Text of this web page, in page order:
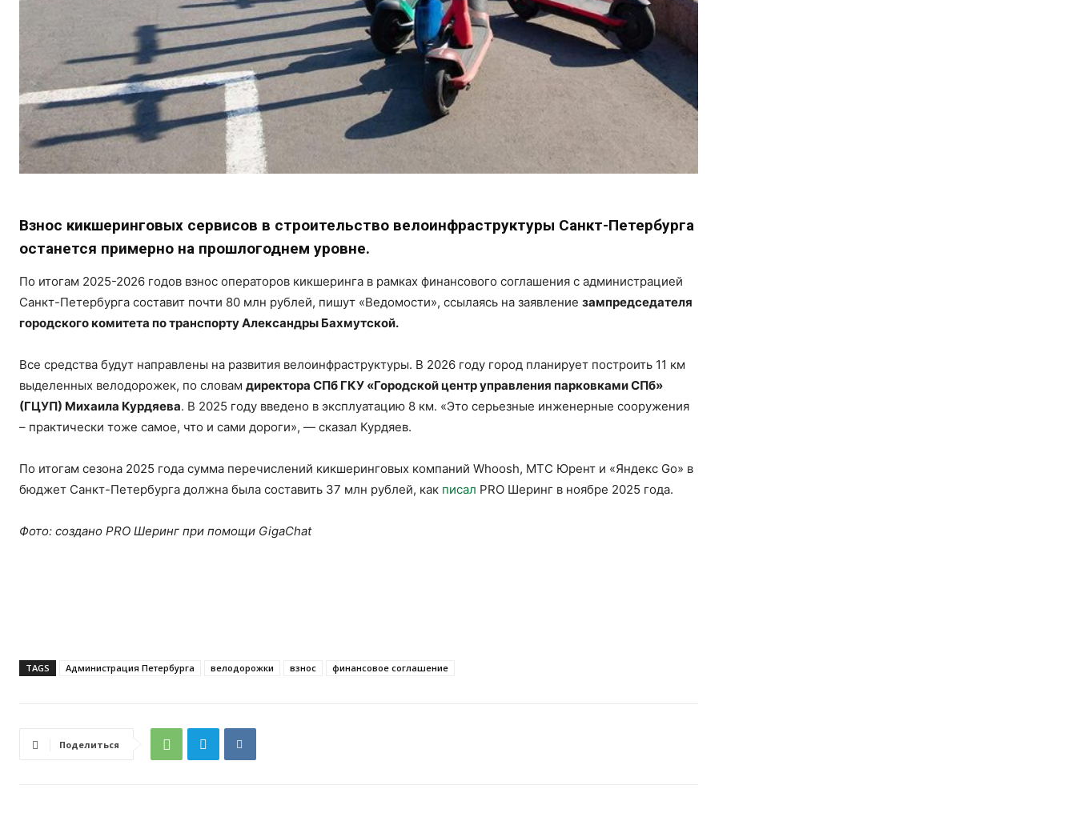
Взнос кикшеринговых сервисов в строительство велоинфраструктуры Санкт-Петербурга
останется примерно на прошлогоднем уровне.
По итогам 2025-2026 годов взнос операторов кикшеринга в рамках финансового соглашения с администрацией
Санкт-Петербурга составит почти 80 млн рублей, пишут «Ведомости», ссылаясь на заявление зампредседателя
городского комитета по транспорту Александры Бахмутской.
Все средства будут направлены на развития велоинфраструктуры. В 2026 году город планирует построить 11 км
выделенных велодорожек, по словам директора СПб ГКУ «Городской центр управления парковками СПб»
(ГЦУП) Михаила Курдяева. В 2025 году введено в эксплуатацию 8 км. «Это серьезные инженерные сооружения
– практически тоже самое, что и сами дороги», — сказал Курдяев.
По итогам сезона 2025 года сумма перечислений кикшеринговых компаний Whoosh, МТС Юрент и «Яндекс Go» в
бюджет Санкт-Петербурга должна была составить 37 млн рублей, как писал PRO Шеринг в ноябре 2025 года.
Фото: создано PRO Шеринг при помощи GigaChat
TAGS Администрация Петербурга велодорожки взнос финансовое соглашение
Поделиться